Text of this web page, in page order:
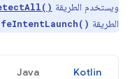
ويستخدم الطريقة
الطريقة
Kotlin
Java